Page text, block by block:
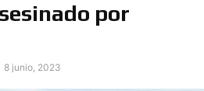
por
8 junio, 2023